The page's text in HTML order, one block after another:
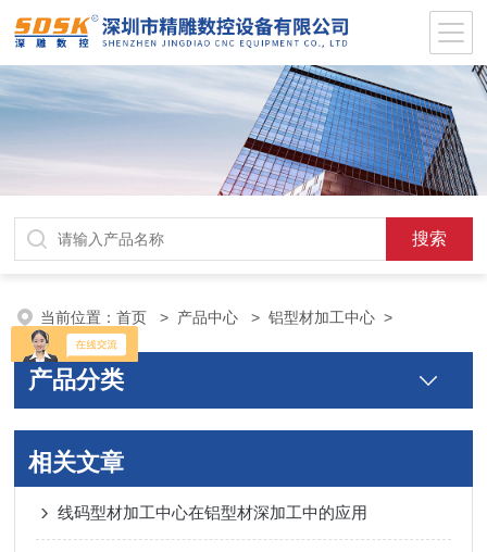
当前位置：首页 > 产品中心 >铝型材加工中心 >
产品分类
相关文章
线码型材加工中心在铝型材深加工中的应用